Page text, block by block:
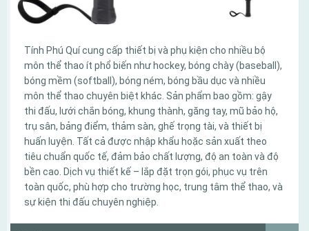
Tính Phú Quí cung cấp thiết bị và phụ kiện cho nhiều bộ
môn thể thao ít phổ biến như hockey, bóng chày (baseball),
bóng mềm (softball), bóng ném, bóng bầu dục và nhiều
môn thể thao chuyên biệt khác. Sản phẩm bao gồm: gậy
thi đấu, lưới chắn bóng, khung thành, găng tay, mũ bảo hộ,
trụ sân, bảng điểm, thảm sàn, ghế trọng tài, và thiết bị
huấn luyện. Tất cả được nhập khẩu hoặc sản xuất theo
tiêu chuẩn quốc tế, đảm bảo chất lượng, độ an toàn và độ
bền cao. Dịch vụ thiết kế – lắp đặt trọn gói, phục vụ trên
toàn quốc, phù hợp cho trường học, trung tâm thể thao, và
sự kiện thi đấu chuyên nghiệp.